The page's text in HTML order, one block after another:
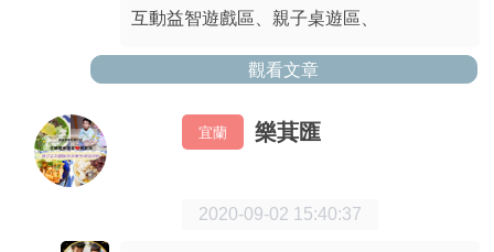
互動益智遊戲區、親子桌遊區、
觀看文章
宜蘭 樂萁匯
2020-09-02 15:40:37